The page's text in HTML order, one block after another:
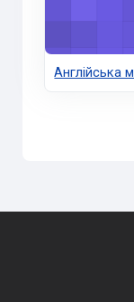
Англійська